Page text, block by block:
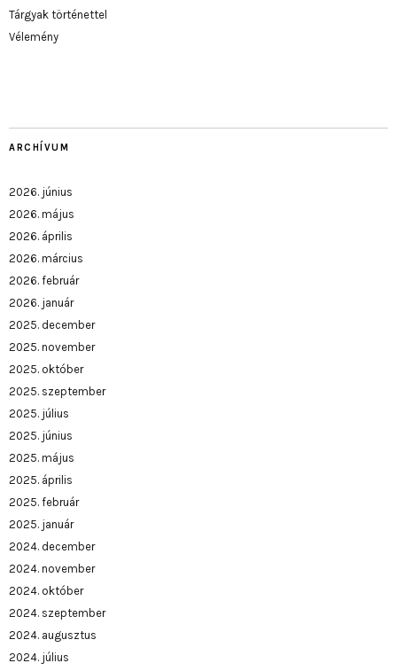
Tárgyak történettel
Vélemény
ARCHÍVUM
2026. június
2026. május
2026. április
2026. március
2026. február
2026. január
2025. december
2025. november
2025. október
2025. szeptember
2025. július
2025. június
2025. május
2025. április
2025. február
2025. január
2024. december
2024. november
2024. október
2024. szeptember
2024. augusztus
2024. július